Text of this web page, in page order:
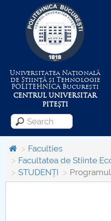
Universitatea Națională
de Știință și Tehnologie
POLITEHNICABucurești
CENTRUL UNIVERSITAR
PITEȘTI
Menu
About the University
Faculties
Facultatea de Stiinte
STUDENȚI